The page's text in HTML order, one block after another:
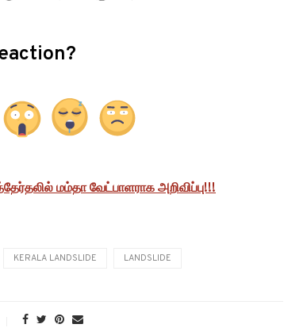
மம்தா வேட்பாளராக அறிவிப்பு!!!
KERALA LANDSLIDE LANDSLIDE